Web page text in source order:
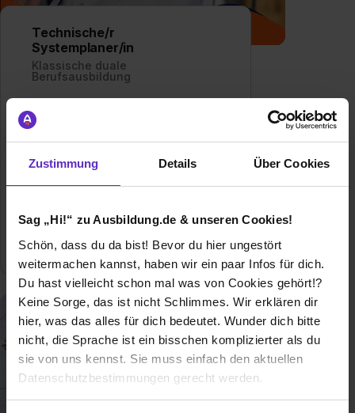
Zustimmung Details Über Cookies
Sag „Hi!“ zu Ausbildung.de & unseren Cookies!
Schön, dass du da bist! Bevor du hier ungestört
weitermachen kannst, haben wir ein paar Infos für dich.
Du hast vielleicht schon mal was von Cookies gehört!?
Keine Sorge, das ist nicht Schlimmes. Wir erklären dir
hier, was das alles für dich bedeutet. Wunder dich bitte
nicht, die Sprache ist ein bisschen komplizierter als du
sie von uns kennst. Sie muss einfach den aktuellen
Datenschutzbestimmungen gerecht werden.
Technische/r
Systemplaner/in
Klassische duale
Berufsausbildung
Wie werde ich Technischer
Systemplaner? – Alles über die
Systemplaner
Allgemeine Infos zum Ausbildungsberuf